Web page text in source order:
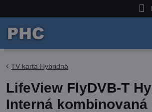
TV karta Hybridná
LifeView FlyDVB-T
Interná kombinovaná